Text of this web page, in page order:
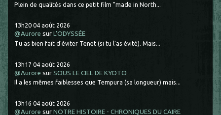
Plein de qualités dans ce petit film "made in North...
13h20 04 août 2026
@Aurore surL'ODYSSÉE
Tu as bien fait d'éviter Tenet (si tu l'as évité). Mais...
13h17 04 août 2026
@Aurore surSOUS LE CIEL DE KYOTO
Il a les mêmes faiblesses que Tempura (sa longueur) mais...
13h16 04 août 2026
@Aurore surNOTRE HISTOIRE - CHRONIQUES DU CAIRE